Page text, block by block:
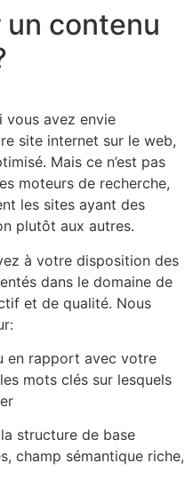
un contenu
vous avez envie
site internet sur le web,
Mais ce n’est pas
moteurs de recherche,
les sites ayant des
plutôt aux autres.
à votre disposition des
dans le domaine de
et de qualité. Nous
en rapport avec votre
mots clés sur lesquels
structure de base
champ sémantique riche,